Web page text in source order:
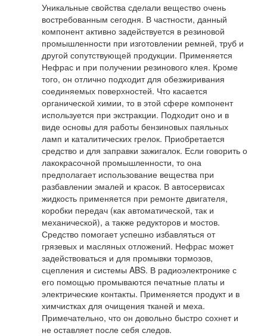
Уникальные свойства сделали вещество очень
востребованным сегодня. В частности, данный
компонент активно задействуется в резиновой
промышленности при изготовлении ремней, труб и
другой сопутствующей продукции. Применяется
Нефрас и при получении резинового клея. Кроме
того, он отлично подходит для обезжиривания
соединяемых поверхностей. Что касается
органической химии, то в этой сфере компонент
используется при экстракции. Подходит оно и в
виде основы для работы бензиновых паяльных
ламп и каталитических грелок. Приобретается
средство и для заправки зажигалок. Если говорить о
лакокрасочной промышленности, то она
предполагает использование вещества при
разбавлении эмалей и красок. В автосервисах
жидкость применяется при ремонте двигателя,
коробки передач (как автоматической, так и
механической), а также редукторов и мостов.
Средство помогает успешно избавляться от
грязевых и масляных отложений. Нефрас может
задействоваться и для промывки тормозов,
сцепления и системы ABS. В радиоэлектронике с
его помощью промываются печатные платы и
электрические контакты. Применяется продукт и в
химчистках для очищения тканей и меха.
Примечательно, что он довольно быстро сохнет и
не оставляет после себя следов.